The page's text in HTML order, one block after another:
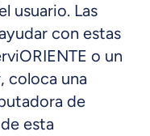
usuario. Las
con estas
o un
coloca una
de
esta